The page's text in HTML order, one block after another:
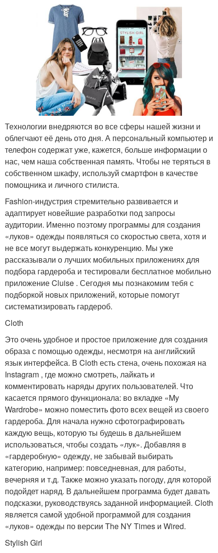
Технологии внедряются во все сферы нашей жизни и
облегчают её день ото дня. А персональный компьютер и
телефон содержат уже, кажется, больше информации о
нас, чем наша собственная память. Чтобы не теряться в
собственном шкафу, используй смартфон в качестве
помощника и личного стилиста.
Fashion-индустрия стремительно развивается и
адаптирует новейшие разработки под запросы
аудитории. Именно поэтому программы для создания
«луков» одежды появляться со скоростью света, хотя и
не все могут выдержать конкуренцию. Мы уже
рассказывали о лучших мобильных приложениях для
подбора гардероба и тестировали бесплатное мобильно
приложение Cluise . Сегодня мы познакомим тебя с
подборкой новых приложений, которые помогут
систематизировать гардероб.
Cloth
Это очень удобное и простое приложение для создания
образа с помощью одежды, несмотря на английский
язык интерфейса. В Cloth есть стена, очень похожая на
Instagram , где можно смотреть, лайкать и
комментировать наряды других пользователей. Что
касается прямого функционала: во вкладке «My
Wardrobe» можно поместить фото всех вещей из своего
гардероба. Для начала нужно сфотографировать
каждую вещь, которую ты будешь в дальнейшем
использоваться, чтобы создать «лук». Добавляя в
«гардеробную» одежду, не забывай выбирать
категорию, например: повседневная, для работы,
вечерняя и т.д. Также можно указать погоду, для которой
подойдет наряд. В дальнейшем программа будет давать
подсказки, руководствуясь заданной информацией. Cloth
является самой удобной программой для создания
«луков» одежды по версии The NY Times и Wired.
Stylish Girl